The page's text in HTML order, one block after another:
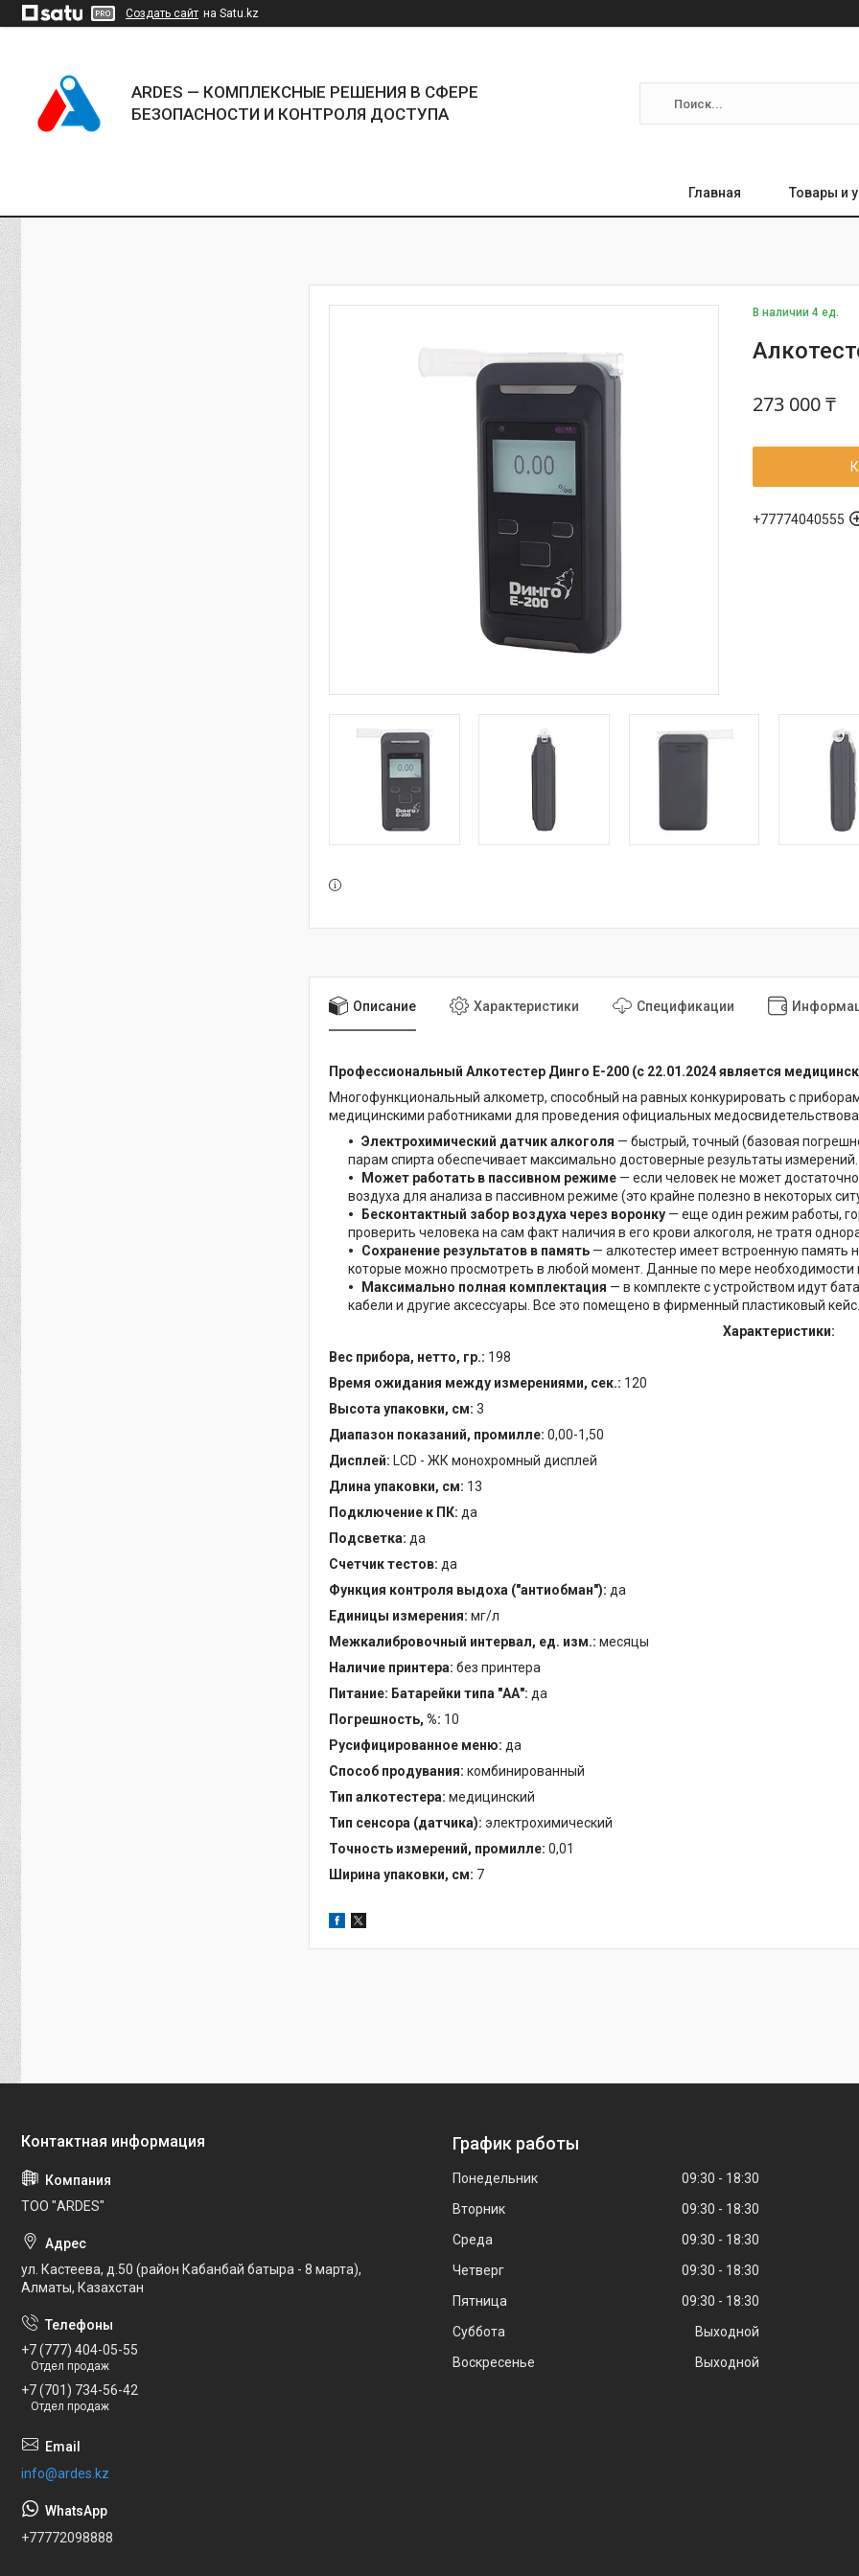
Создать сайт на Satu.kz
ARDES — КОМПЛЕКСНЫЕ РЕШЕНИЯ В СФЕРЕ
БЕЗОПАСНОСТИ И КОНТРОЛЯ ДОСТУПА
Главная Товары и
В наличии 4 ед.
273 000 ₸
+77774040555
Описание Характеристики Спецификации
Профессиональный Алкотестер Динго Е-200 (с 22.01.2024 является
Многофункциональный алкометр, способный на равных конкурировать с
медицинскими работниками для проведения официальных
Электрохимический датчик алкоголя — быстрый, точный (базовая
парам спирта обеспечивает максимально достоверные результаты измерений.
Может работать в пассивном режиме — если человек не может
воздуха для анализа в пассивном режиме (это крайне полезно в некоторых
Бесконтактный забор воздуха через воронку — еще один режим работы,
проверить человека на сам факт наличия в его крови алкоголя, не тратя
Сохранение результатов в память — алкотестер имеет встроенную память
которые можно просмотреть в любой момент. Данные по мере
Максимально полная комплектация — в комплекте с устройством идут
кабели и другие аксессуары. Все это помещено в фирменный пластиковый кейс.
Характеристики:
Вес прибора, нетто, гр.: 198
Время ожидания между измерениями, сек.: 120
Высота упаковки, см: 3
Диапазон показаний, промилле: 0,00-1,50
Дисплей: LCD - ЖК монохромный дисплей
Длина упаковки, см: 13
Подключение к ПК: да
Подсветка: да
Счетчик тестов: да
Функция контроля выдоха ("антиобман"): да
Единицы измерения: мг/л
Межкалибровочный интервал, ед. изм.: месяцы
Наличие принтера: без принтера
Питание: Батарейки типа "АА": да
Погрешность, %: 10
Русифицированное меню: да
Способ продувания: комбинированный
Тип алкотестера: медицинский
Тип сенсора (датчика): электрохимический
Точность измерений, промилле: 0,01
Ширина упаковки, см: 7
ТОО "ARDES"
ул. Кастеева, д.50 (район Кабанбай батыра - 8 марта),
Алматы, Казахстан
+7 (777) 404-05-55
Отдел продаж
+7 (701) 734-56-42
Отдел продаж
info@ardes.kz
+77772098888
График работы
Понедельник 09:30
18:30
Вторник
09:30
18:30
Среда
09:30
18:30
Четверг
09:30
18:30
Пятница
09:30
18:30
Суббота
Выходной
Воскресенье
Выходной